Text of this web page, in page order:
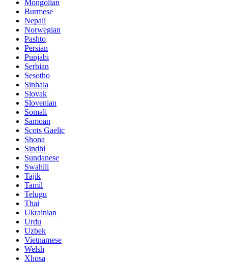
Mongolian
Burmese
Nepali
Norwegian
Pashto
Persian
Punjabi
Serbian
Sesotho
Sinhala
Slovak
Slovenian
Somali
Samoan
Scots Gaelic
Shona
Sindhi
Sundanese
Swahili
Tajik
Tamil
Telugu
Thai
Ukrainian
Urdu
Uzbek
Vietnamese
Welsh
Xhosa